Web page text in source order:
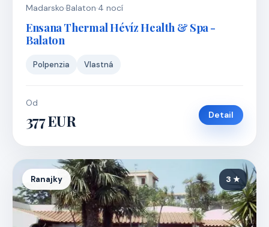
Madarsko·Balaton·4 nocí
Ensana Thermal Hévíz Health & Spa -
Balaton
Polpenzia Vlastná
Od
377 EUR Detail
Ranajky 3 ★